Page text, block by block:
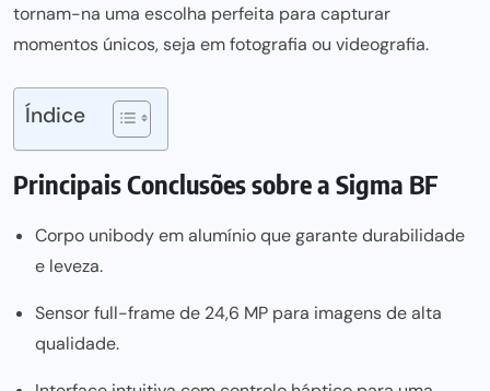
tornam-na uma escolha perfeita para capturar
momentos únicos, seja em fotografia ou videografia.
Índice
Principais Conclusões sobre a Sigma BF
Corpo unibody em alumínio que garante durabilidade
e leveza.
Sensor full-frame de 24,6 MP para imagens de alta
qualidade.